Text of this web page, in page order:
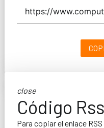
close
Código Rss
Para copiar el enlace RSS